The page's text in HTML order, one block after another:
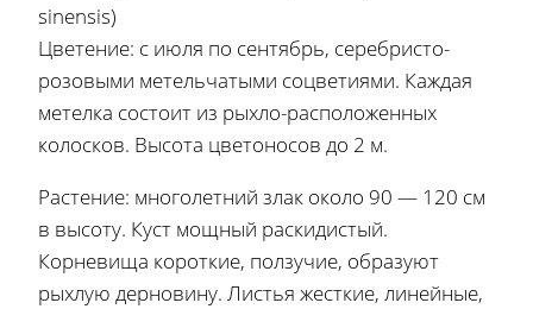
sinensis)
Цветение: с июля по сентябрь, серебристо-
розовыми метельчатыми соцветиями. Каждая
метелка состоит из рыхло-расположенных
колосков. Высота цветоносов до 2 м.
Растение: многолетний злак около 90 — 120 см
в высоту. Куст мощный раскидистый.
Корневища короткие, ползучие, образуют
рыхлую дерновину. Листья жесткие, линейные,